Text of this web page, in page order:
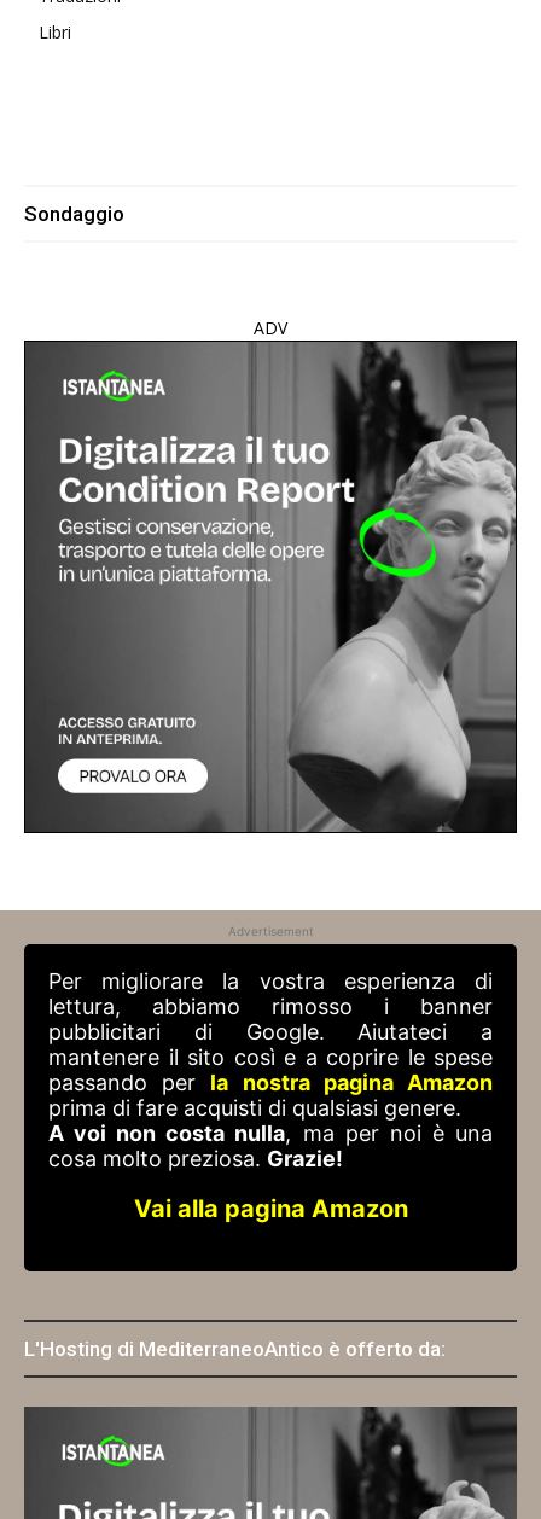
Libri
Sondaggio
ADV
Advertisement
Per migliorare la vostra esperienza di
lettura, abbiamo rimosso i banner
pubblicitari di Google. Aiutateci a
mantenere il sito così e a coprire le spese
passando per la nostra pagina Amazon
prima di fare acquisti di qualsiasi genere.
A voi non costa nulla, ma per noi è una
cosa molto preziosa. Grazie!
Vai alla pagina Amazon
L'Hosting di MediterraneoAntico è offerto da: